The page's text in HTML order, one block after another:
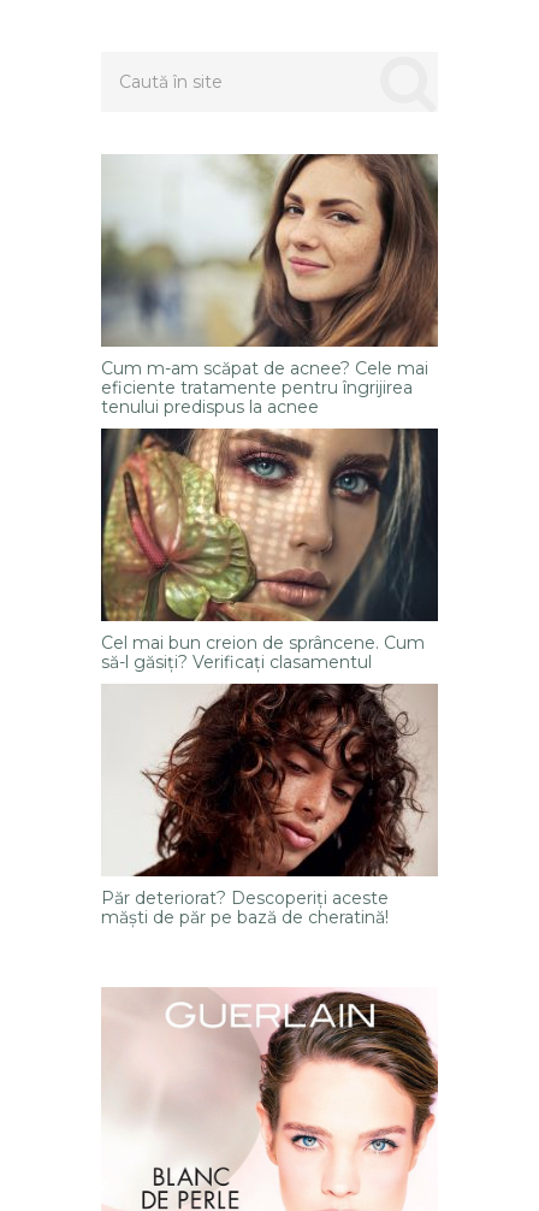
Cum m-am scăpat de acnee? Cele mai
eficiente tratamente pentru îngrijirea
tenului predispus la acnee
Cel mai bun creion de sprâncene. Cum
să-l găsiți? Verificați clasamentul
Păr deteriorat? Descoperiți aceste
măști de păr pe bază de cheratină!